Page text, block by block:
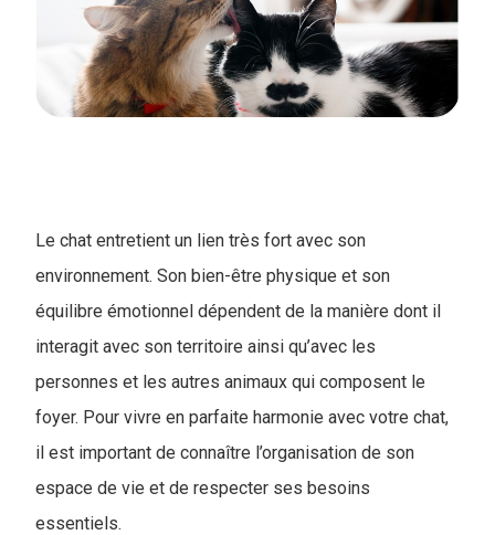
Le chat entretient un lien très fort avec son
environnement. Son bien-être physique et son
équilibre émotionnel dépendent de la manière dont il
interagit avec son territoire ainsi qu’avec les
personnes et les autres animaux qui composent le
foyer. Pour vivre en parfaite harmonie avec votre chat,
il est important de connaître l’organisation de son
espace de vie et de respecter ses besoins
essentiels.